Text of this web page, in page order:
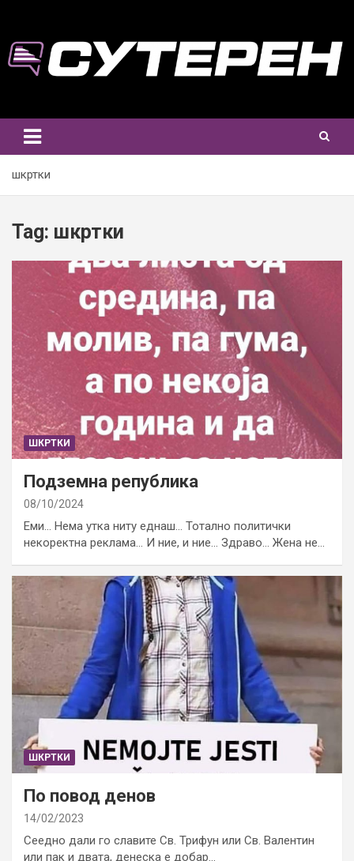
content
шкртки
Tag: шкртки
ШКРТКИ
Подземна република
08/10/2024
Еми… Нема утка ниту еднаш… Тотално политички
некоректна реклама… И ние, и ние… Здраво… Жена не…
ШКРТКИ
По повод денов
14/02/2023
Сеедно дали го славите Св. Трифун или Св. Валентин
или пак и двата, денеска е добар…